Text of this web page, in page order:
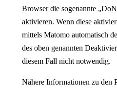
Browser die sogenannte
aktivieren. Wenn diese
mittels Matomo automatisch
des oben genannten
diesem Fall nicht notwendig.
Nähere Informationen zu den